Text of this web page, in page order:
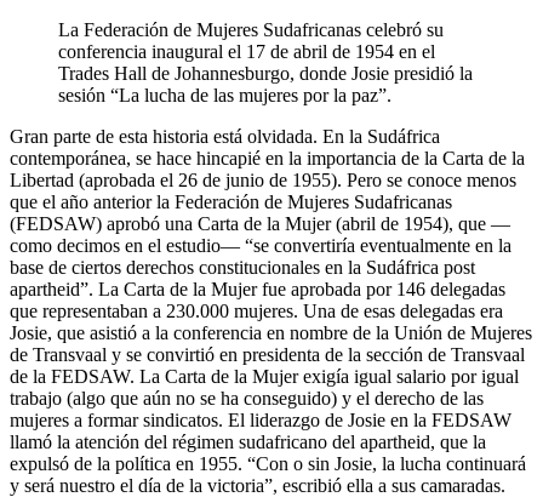
La Federación de Mujeres Sudafricanas celebró su
conferencia inaugural el 17 de abril de 1954 en el
Trades Hall de Johannesburgo, donde Josie presidió la
sesión “La lucha de las mujeres por la paz”.
Gran parte de esta historia está olvidada. En la Sudáfrica
contemporánea, se hace hincapié en la importancia de la Carta de la
Libertad (aprobada el 26 de junio de 1955). Pero se conoce menos
que el año anterior la Federación de Mujeres Sudafricanas
(FEDSAW) aprobó una Carta de la Mujer (abril de 1954), que —
como decimos en el estudio— “se convertiría eventualmente en la
base de ciertos derechos constitucionales en la Sudáfrica post
apartheid”. La Carta de la Mujer fue aprobada por 146 delegadas
que representaban a 230.000 mujeres. Una de esas delegadas era
Josie, que asistió a la conferencia en nombre de la Unión de Mujeres
de Transvaal y se convirtió en presidenta de la sección de Transvaal
de la FEDSAW. La Carta de la Mujer exigía igual salario por igual
trabajo (algo que aún no se ha conseguido) y el derecho de las
mujeres a formar sindicatos. El liderazgo de Josie en la FEDSAW
llamó la atención del régimen sudafricano del apartheid, que la
expulsó de la política en 1955. “Con o sin Josie, la lucha continuará
y será nuestro el día de la victoria”, escribió ella a sus camaradas.